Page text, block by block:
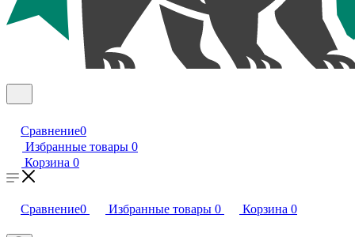
Сравнение0
Избранные товары 0
Корзина 0
Сравнение0 Избранные товары 0 Корзина 0